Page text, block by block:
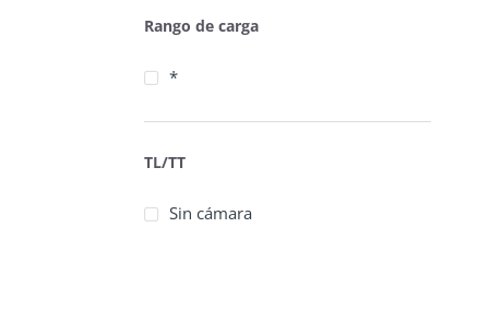
Rango de carga
*
TL/TT
Sin cámara